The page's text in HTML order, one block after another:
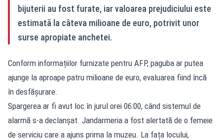
bijuterii au fost furate, iar valoarea prejudiciului este
estimată la câteva milioane de euro, potrivit unor
surse apropiate anchetei.
Conform informațiilor furnizate pentru AFP, paguba ar putea
ajunge la aproape patru milioane de euro, evaluarea fiind încă
în desfășurare.
Spargerea ar fi avut loc în jurul orei 06:00, când sistemul de
alarmă s-a declanșat. Jandarmeria a fost alertată de o femeie
de serviciu care a ajuns prima la muzeu. La fața locului,